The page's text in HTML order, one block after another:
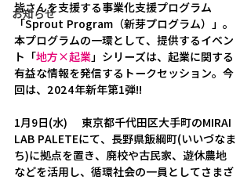
お知らせ
皆さんを支援する事業化支援プログラム
「Sprout Program（新芽プログラム）」。
本プログラムの一環として、提供するイベン
ト「地方×起業」シリーズは、起業に関する
有益な情報を発信するトークセッション。今
回は、2024年新年第1弾!!
1月9日(水)　 東京都千代田区大手町のMIRAI
LAB PALETEにて、長野県飯綱町(いいづなま
ち)に拠点を置き、廃校や古民家、遊休農地
などを活用し、循環社会の一員としてさまざ